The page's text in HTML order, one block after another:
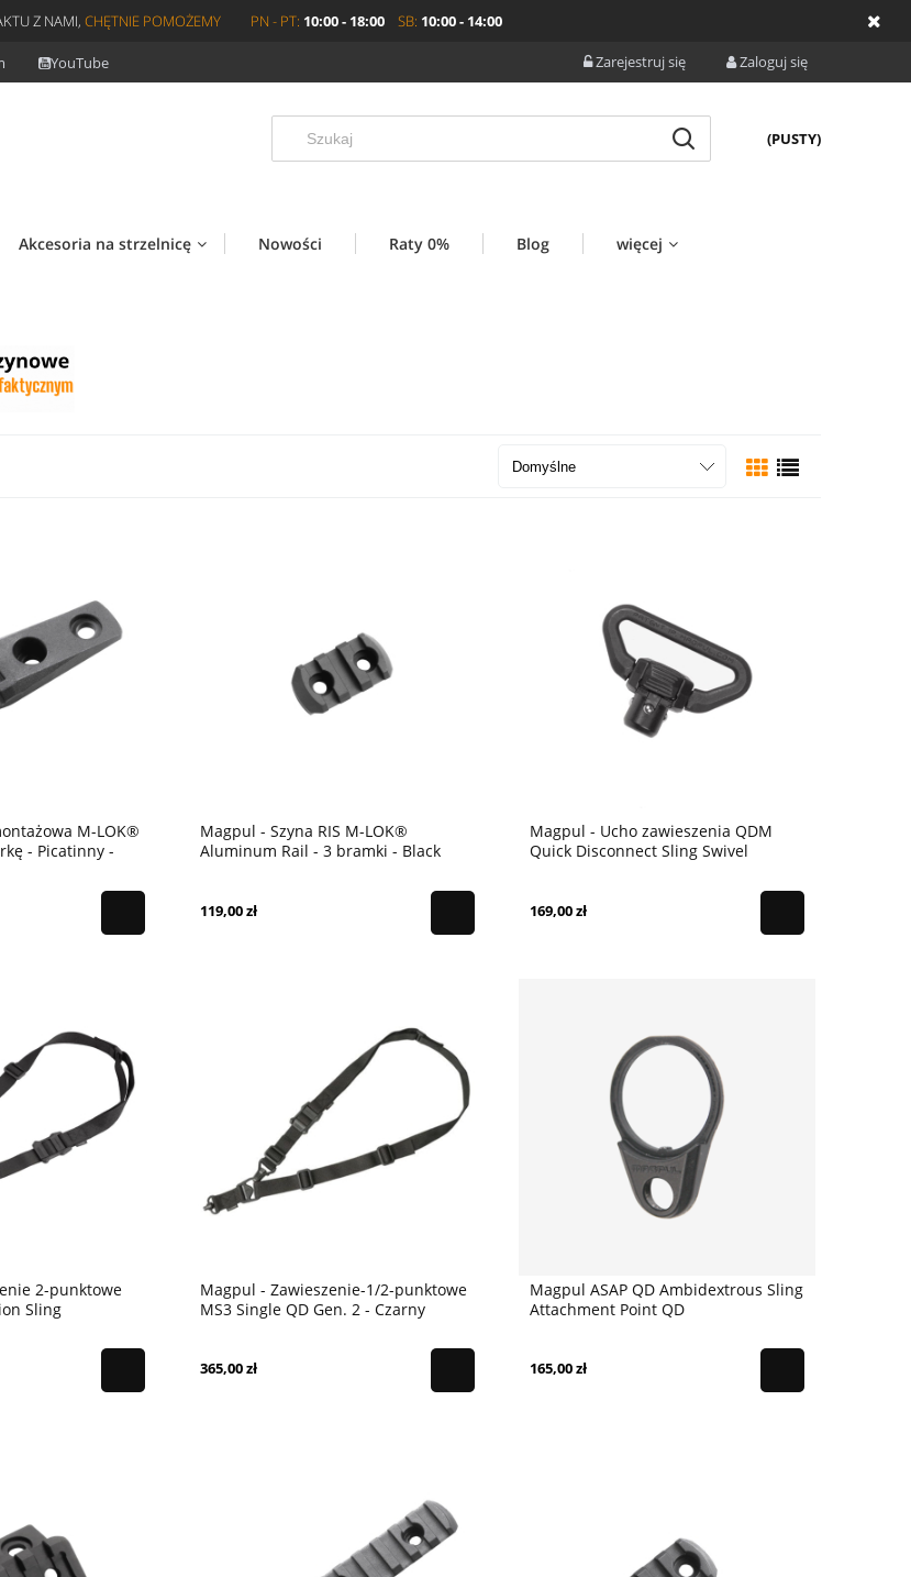
Z NAMI, CHĘTNIE POMOŻEMY PN - PT: 10:00 - 18:00 SB: 10:00 - 14:00
YouTube Zarejestruj się Zaloguj się
(PUSTY)
Akcesoria na strzelnicę Nowości Raty 0% Blog więcej
M-LOK®
- Picatinny -
Magpul - Szyna RIS M-LOK®
Aluminum Rail - 3 bramki - Black
119,00 zł
Magpul - Ucho zawieszenia QDM
Quick Disconnect Sling Swivel
169,00 zł
2-punktowe
Sling
Magpul - Zawieszenie-1/2-punktowe
MS3 Single QD Gen. 2 - Czarny
365,00 zł
Magpul ASAP QD Ambidextrous Sling
Attachment Point QD
165,00 zł